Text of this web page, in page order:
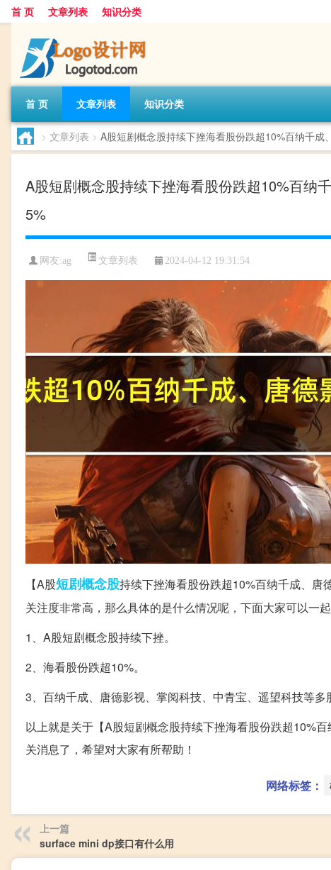
首 页 文章列表 知识分类
首 页 文章列表 知识分类
> 文章列表 > A股短剧概念股持续下挫海看股份跌超10%百纳千
A股短剧概念股持续下挫海看股份跌超10%百纳
5%
网友:ag 文章列表 2024-04-12 19:31:54
【A股短剧概念股持续下挫海看股份跌超10%百纳千成、唐
关注度非常高，那么具体的是什么情况呢，下面大家可以一
1、A股短剧概念股持续下挫。
2、海看股份跌超10%。
3、百纳千成、唐德影视、掌阅科技、中青宝、遥望科技等多
以上就是关于【A股短剧概念股持续下挫海看股份跌超10%
关消息了，希望对大家有所帮助！
网络标签：
上一篇
surface mini dp接口有什么用